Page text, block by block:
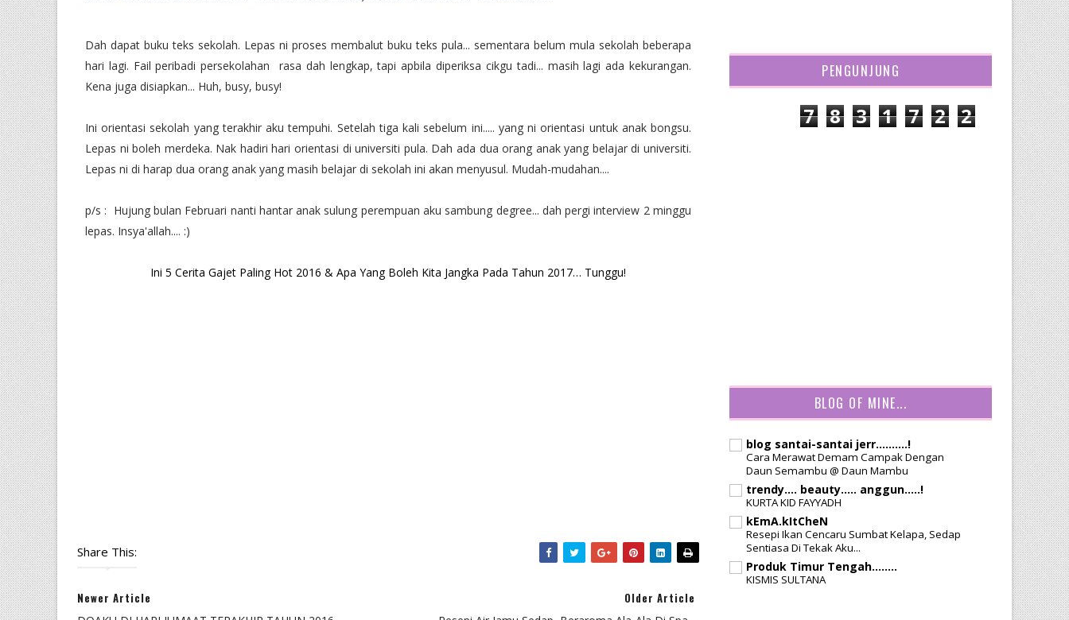
Dah dapat buku teks sekolah. Lepas ni proses membalut buku teks pula... sementara belum mula sekolah beberapa
hari lagi. Fail peribadi persekolahan rasa dah lengkap, tapi apbila diperiksa cikgu tadi... masih lagi ada kekurangan.
Kena juga disiapkan... Huh, busy, busy!
Ini orientasi sekolah yang terakhir aku tempuhi. Setelah tiga kali sebelum ini..... yang ni orientasi untuk anak bongsu.
Lepas ni boleh merdeka. Nak hadiri hari orientasi di universiti pula. Dah ada dua orang anak yang belajar di universiti.
Lepas ni di harap dua orang anak yang masih belajar di sekolah ini akan menyusul. Mudah-mudahan....
p/s : Hujung bulan Februari nanti hantar anak sulung perempuan aku sambung degree... dah pergi interview 2 minggu
lepas. Insya'allah.... :)
Ini 5 Cerita Gajet Paling Hot 2016 & Apa Yang Boleh Kita Jangka Pada Tahun 2017… Tunggu!
Share This:
Newer Article Older Article
PENGUNJUNG
7 8 3 1 7 2 2
BLOG OF MINE...
blog santai-santai jerr..........!
Cara Merawat Demam Campak Dengan
Daun Semambu @ Daun Mambu
trendy.... beauty..... anggun.....!
KURTA KID FAYYADH
kEmA.kItCheN
Resepi Ikan Cencaru Sumbat Kelapa, Sedap
Sentiasa Di Tekak Aku...
Produk Timur Tengah........
KISMIS SULTANA